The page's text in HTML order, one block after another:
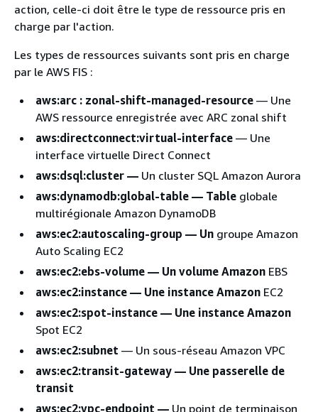
action, celle-ci doit être le type de ressource pris en
charge par l'action.
Les types de ressources suivants sont pris en charge
par le AWS FIS :
aws:arc : zonal-shift-managed-resource — Une
AWS ressource enregistrée avec ARC zonal shift
aws:directconnect:virtual-interface — Une
interface virtuelle Direct Connect
aws:dsql:cluster — Un cluster SQL Amazon Aurora
aws:dynamodb:global-table — Table globale
multirégionale Amazon DynamoDB
aws:ec2:autoscaling-group — Un groupe Amazon
Auto Scaling EC2
aws:ec2:ebs-volume — Un volume Amazon EBS
aws:ec2:instance — Une instance Amazon EC2
aws:ec2:spot-instance — Une instance Amazon
Spot EC2
aws:ec2:subnet — Un sous-réseau Amazon VPC
aws:ec2:transit-gateway — Une passerelle de
transit
aws:ec2:vpc-endpoint — Un point de terminaison